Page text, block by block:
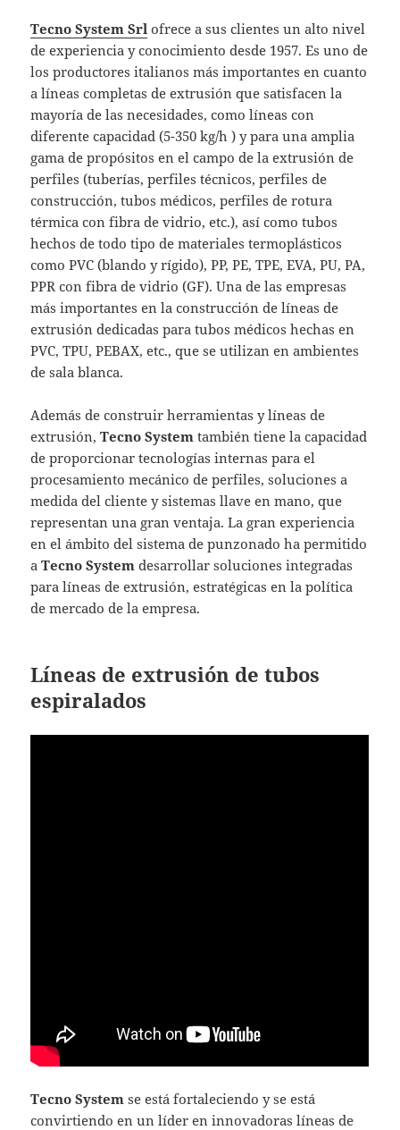
Tecno System Srl ofrece a sus clientes un alto nivel
de experiencia y conocimiento desde 1957. Es uno de
los productores italianos más importantes en cuanto
a líneas completas de extrusión que satisfacen la
mayoría de las necesidades, como líneas con
diferente capacidad (5-350 kg/h ) y para una amplia
gama de propósitos en el campo de la extrusión de
perfiles (tuberías, perfiles técnicos, perfiles de
construcción, tubos médicos, perfiles de rotura
térmica con fibra de vidrio, etc.), así como tubos
hechos de todo tipo de materiales termoplásticos
como PVC (blando y rígido), PP, PE, TPE, EVA, PU, ​​PA,
PPR con fibra de vidrio (GF). Una de las empresas
más importantes en la construcción de líneas de
extrusión dedicadas para tubos médicos hechas en
PVC, TPU, PEBAX, etc., que se utilizan en ambientes
de sala blanca.
Además de construir herramientas y líneas de
extrusión,Tecno System también tiene la capacidad
de proporcionar tecnologías internas para el
procesamiento mecánico de perfiles, soluciones a
medida del cliente y sistemas llave en mano, que
representan una gran ventaja. La gran experiencia
en el ámbito del sistema de punzonado ha permitido
aTecno System desarrollar soluciones integradas
para líneas de extrusión, estratégicas en la política
de mercado de la empresa.
Líneas de extrusión de tubos
espiralados
Tecno System se está fortaleciendo y se está
convirtiendo en un líder en innovadoras líneas de